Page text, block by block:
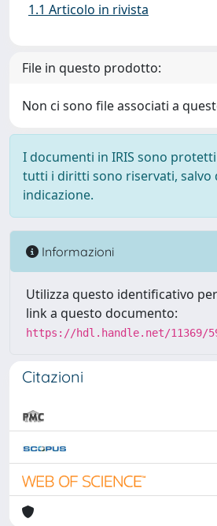
1.1 Articolo in rivista
File in questo prodotto:
Non ci sono file associati a
I documenti in IRIS sono
tutti i diritti sono riservati, salvo
indicazione.
Informazioni
Utilizza questo identificativo
link a questo documento:
https://hdl.handle.net/11369/
Citazioni